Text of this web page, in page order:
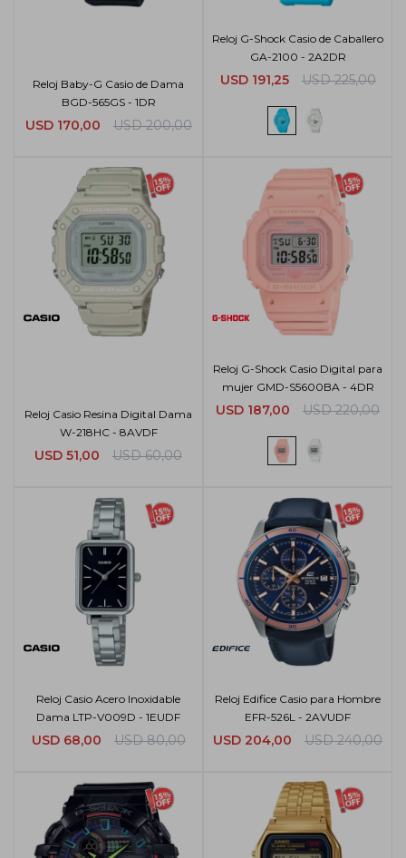
Reloj Baby-G Casio de Dama
BGD-565GS - 1DR
USD 170,00 USD 200,00
Reloj G-Shock Casio de Caballero
GA-2100 - 2A2DR
USD 191,25 USD 225,00
Reloj Casio Resina Digital Dama
W-218HC - 8AVDF
USD 51,00 USD 60,00
Reloj G-Shock Casio Digital para
mujer GMD-S5600BA - 4DR
USD 187,00 USD 220,00
Reloj Casio Acero Inoxidable
Dama LTP-V009D - 1EUDF
USD 68,00 USD 80,00
Reloj Edifice Casio para Hombre
EFR-526L - 2AVUDF
USD 204,00 USD 240,00